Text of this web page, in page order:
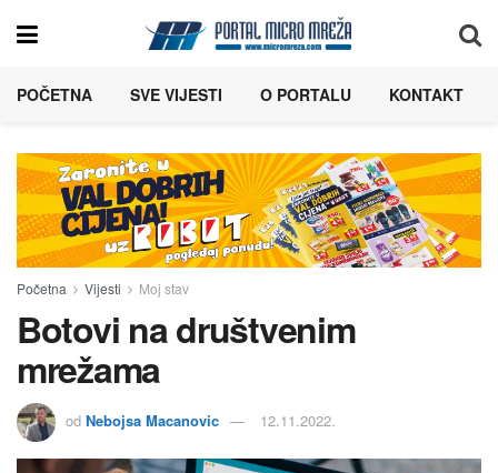
POČETNA SVE VIJESTI O PORTALU KONTAKT
Početna Vijesti Moj stav
Botovi na društvenim
mrežama
od Nebojsa Macanovic 12.11.2022.